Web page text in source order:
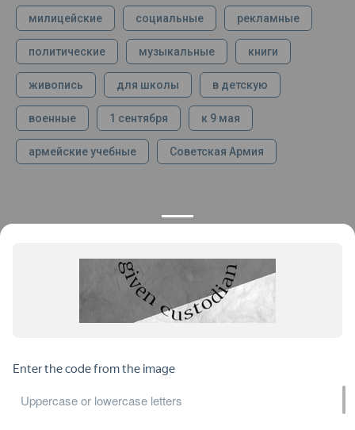
милицейские социальные рекламные
политические музыкальные книги
живопись для школы в детскую
военные 1 сентября к 9 мая
армейские учебные Советская Армия
ПРОДУКЦИЯ
Каталог